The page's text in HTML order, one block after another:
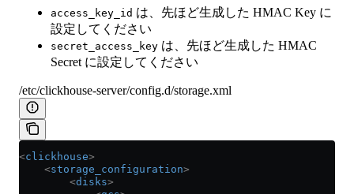
access_key_id は、先ほど生成した HMAC Key に
設定してください
secret_access_key は、先ほど生成した HMAC
Secret に設定してください
/etc/clickhouse-server/config.d/storage.xml
<clickhouse>
    <
storage_configuration>
        <
disks>